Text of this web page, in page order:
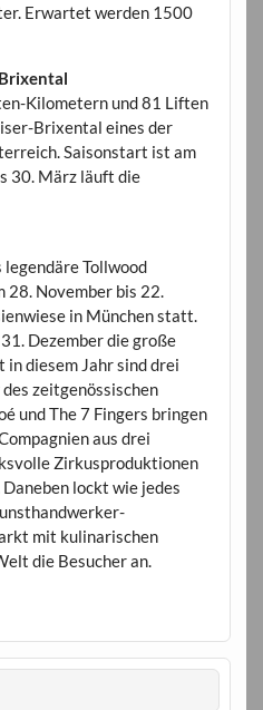
Erwartet werden 1500
Kilometern und 81 Liften
Brixental eines der
Saisonstart ist am
30. März läuft die
legendäre Tollwood
November bis 22.
in München statt.
Dezember die große
diesem Jahr sind drei
zeitgenössischen
und The 7 Fingers bringen
aus drei
Zirkusproduktionen
lockt wie jedes
mit kulinarischen
die Besucher an.